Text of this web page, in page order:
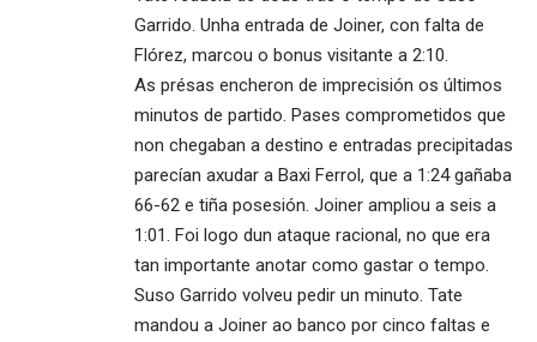
Garrido. Unha entrada de Joiner, con falta de
Flórez, marcou o bonus visitante a 2:10.
As présas encheron de imprecisión os últimos
minutos de partido. Pases comprometidos que
non chegaban a destino e entradas precipitadas
parecían axudar a Baxi Ferrol, que a 1:24 gañaba
66-62 e tiña posesión. Joiner ampliou a seis a
1:01. Foi logo dun ataque racional, no que era
tan importante anotar como gastar o tempo.
Suso Garrido volveu pedir un minuto. Tate
mandou a Joiner ao banco por cinco faltas e